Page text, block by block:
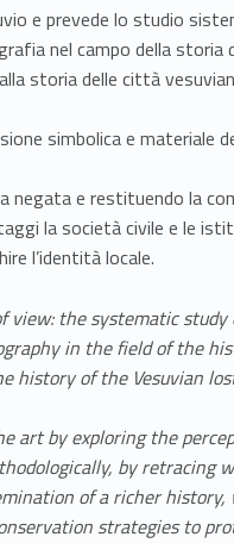
e prevede lo studio
nel campo della storia
storia delle città
simbolica e materiale
e restituendo la
la società civile e le
l’identità locale.
the systematic
in the field of the
history of the Vesuvian
art by exploring the
by retracing
of a richer
strategies to